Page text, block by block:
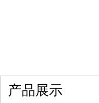
产品展示